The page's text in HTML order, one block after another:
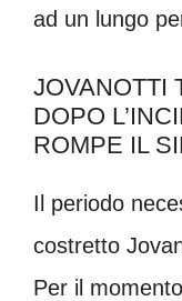
ad un lungo
JOVANOTTI
DOPO
ROMPE IL
Il periodo
costretto
Per il